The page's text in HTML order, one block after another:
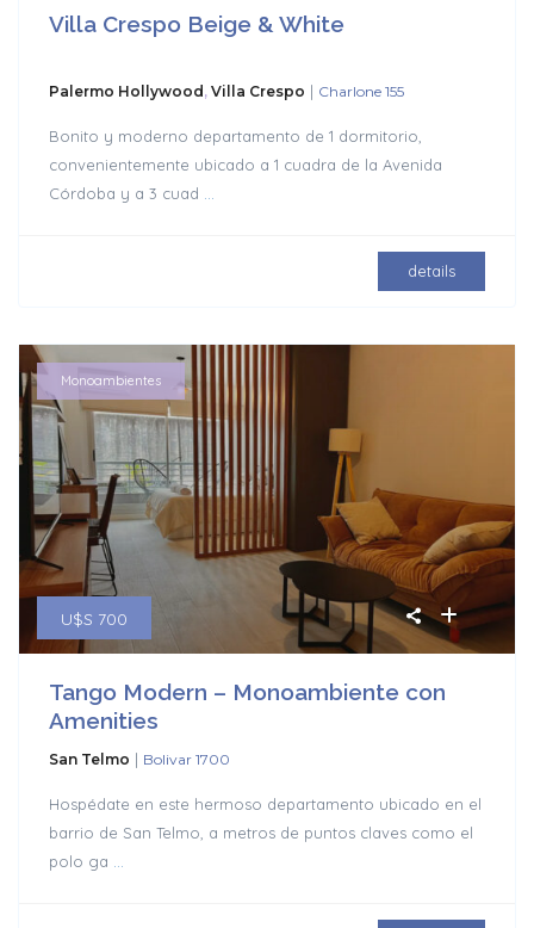
Villa Crespo Beige & White
Palermo Hollywood,Villa Crespo | Charlone 155
Bonito y moderno departamento de 1 dormitorio,
convenientemente ubicado a 1 cuadra de la Avenida
Córdoba y a 3 cuad
details
U$S 700
Monoambientes
Tango Modern – Monoambiente con
Amenities
San Telmo | Bolivar 1700
Hospédate en este hermoso departamento ubicado en el
barrio de San Telmo, a metros de puntos claves como el
polo ga ...